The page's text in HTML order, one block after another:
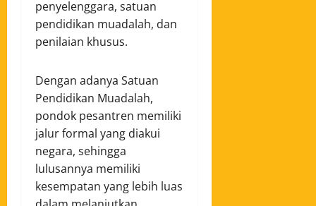
penyelenggara, satuan
pendidikan muadalah, dan
penilaian khusus.
Dengan adanya Satuan
Pendidikan Muadalah,
pondok pesantren memiliki
jalur formal yang diakui
negara, sehingga
lulusannya memiliki
kesempatan yang lebih luas